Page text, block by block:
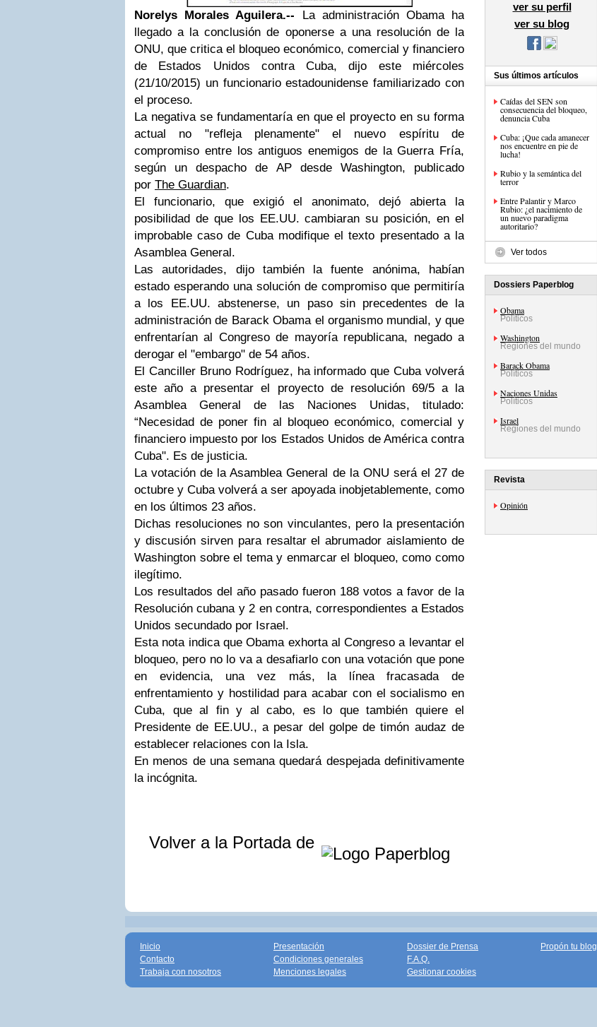
Norelys Morales Aguilera.-- La administración Obama ha
llegado a la conclusión de oponerse a una resolución de la
ONU, que critica el bloqueo económico, comercial y financiero
de Estados Unidos contra Cuba, dijo este miércoles
(21/10/2015) un funcionario estadounidense familiarizado con
el proceso.
La negativa se fundamentaría en que el proyecto en su forma
actual no "refleja plenamente" el nuevo espíritu de
compromiso entre los antiguos enemigos de la Guerra Fría,
según un despacho de AP desde Washington, publicado
por The Guardian.
El funcionario, que exigió el anonimato, dejó abierta la
posibilidad de que los EE.UU. cambiaran su posición, en el
improbable caso de Cuba modifique el texto presentado a la
Asamblea General.
Las autoridades, dijo también la fuente anónima, habían
estado esperando una solución de compromiso que permitiría
a los EE.UU. abstenerse, un paso sin precedentes de la
administración de Barack Obama el organismo mundial, y que
enfrentarían al Congreso de mayoría republicana, negado a
derogar el "embargo" de 54 años.
El Canciller Bruno Rodríguez, ha informado que Cuba volverá
este año a presentar el proyecto de resolución 69/5 a la
Asamblea General de las Naciones Unidas, titulado:
“Necesidad de poner fin al bloqueo económico, comercial y
financiero impuesto por los Estados Unidos de América contra
Cuba". Es de justicia.
La votación de la Asamblea General de la ONU será el 27 de
octubre y Cuba volverá a ser apoyada inobjetablemente, como
en los últimos 23 años.
Dichas resoluciones no son vinculantes, pero la presentación
y discusión sirven para resaltar el abrumador aislamiento de
Washington sobre el tema y enmarcar el bloqueo, como como
ilegítimo.
Los resultados del año pasado fueron 188 votos a favor de la
Resolución cubana y 2 en contra, correspondientes a Estados
Unidos secundado por Israel.
Esta nota indica que Obama exhorta al Congreso a levantar el
bloqueo, pero no lo va a desafiarlo con una votación que pone
en evidencia, una vez más, la línea fracasada de
enfrentamiento y hostilidad para acabar con el socialismo en
Cuba, que al fin y al cabo, es lo que también quiere el
Presidente de EE.UU., a pesar del golpe de timón audaz de
establecer relaciones con la Isla.
En menos de una semana quedará despejada definitivamente
la incógnita.
Volver a la Portada de
ver su perfil
ver su blog
Sus últimos artículos
Caídas del SEN son
consecuencia del bloqueo,
denuncia Cuba
Cuba: ¡Que cada amanecer
nos encuentre en pie de
lucha!
Rubio y la semántica del
terror
Entre Palantir y Marco
Rubio: ¿el nacimiento de
un nuevo paradigma
autoritario?
Ver todos
Dossiers Paperblog
Obama
Políticos
Washington
Regiones del mundo
Barack Obama
Políticos
Naciones Unidas
Políticos
Israel
Regiones del mundo
Revista
Opinión
Inicio
Contacto
Trabaja con nosotros
Presentación
Condiciones generales
Menciones legales
Dossier de Prensa
F.A.Q.
Gestionar cookies
Propón tu blog